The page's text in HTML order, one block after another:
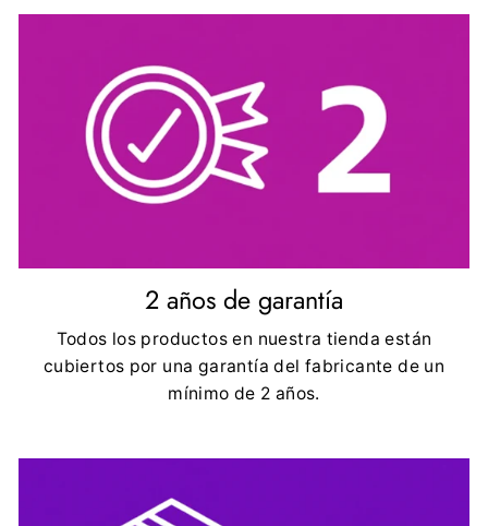
2 años de garantía
Todos los productos en nuestra tienda están
cubiertos por una garantía del fabricante de un
mínimo de 2 años.